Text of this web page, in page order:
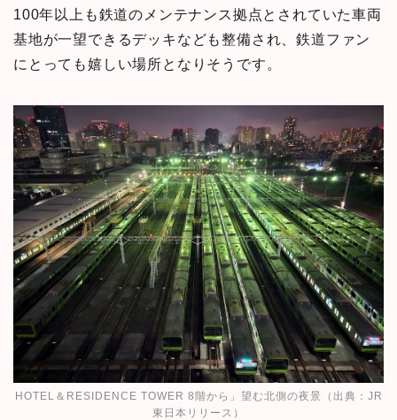
100年以上も鉄道のメンテナンス拠点とされていた車両
基地が一望できるデッキなども整備され、鉄道ファン
にとっても嬉しい場所となりそうです。
HOTEL＆RESIDENCE TOWER 8階から」望む北側の夜景（出典： JR
東日本リリース ）